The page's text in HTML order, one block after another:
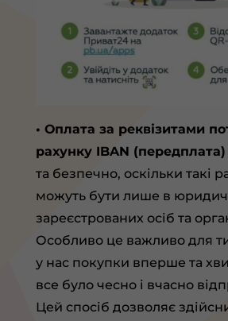
• Оплата за реквізитами
рахунку IBAN (передплата)
та безпечно, оскільки такі
можуть бути лише в
зареєстрованих осіб та
Особливо це важливо для
у нас покупки вперше та
все було чесно і вчасно
Цей спосіб дозволяє